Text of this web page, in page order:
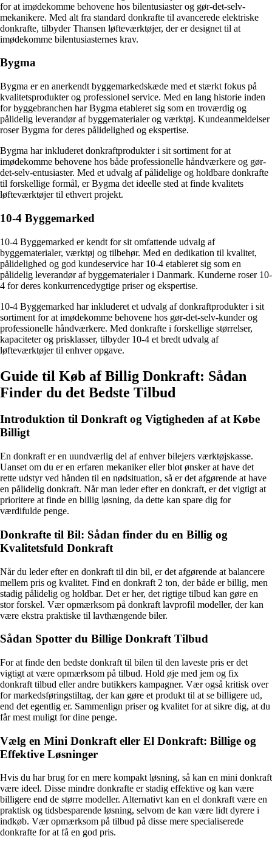
for at imødekomme behovene hos bilentusiaster og gør-det-selv-
mekanikere. Med alt fra standard donkrafte til avancerede elektriske
donkrafte, tilbyder Thansen løfteværktøjer, der er designet til at
imødekomme bilentusiasternes krav.
Bygma
Bygma er en anerkendt byggemarkedskæde med et stærkt fokus på
kvalitetsprodukter og professionel service. Med en lang historie inden
for byggebranchen har Bygma etableret sig som en troværdig og
pålidelig leverandør af byggematerialer og værktøj. Kundeanmeldelser
roser Bygma for deres pålidelighed og ekspertise.
Bygma har inkluderet donkraftprodukter i sit sortiment for at
imødekomme behovene hos både professionelle håndværkere og gør-
det-selv-entusiaster. Med et udvalg af pålidelige og holdbare donkrafte
til forskellige formål, er Bygma det ideelle sted at finde kvalitets
løfteværktøjer til ethvert projekt.
10-4 Byggemarked
10-4 Byggemarked er kendt for sit omfattende udvalg af
byggematerialer, værktøj og tilbehør. Med en dedikation til kvalitet,
pålidelighed og god kundeservice har 10-4 etableret sig som en
pålidelig leverandør af byggematerialer i Danmark. Kunderne roser 10-
4 for deres konkurrencedygtige priser og ekspertise.
10-4 Byggemarked har inkluderet et udvalg af donkraftprodukter i sit
sortiment for at imødekomme behovene hos gør-det-selv-kunder og
professionelle håndværkere. Med donkrafte i forskellige størrelser,
kapaciteter og prisklasser, tilbyder 10-4 et bredt udvalg af
løfteværktøjer til enhver opgave.
Guide til Køb af Billig Donkraft: Sådan
Finder du det Bedste Tilbud
Introduktion til Donkraft og Vigtigheden af at Købe
Billigt
En donkraft er en uundværlig del af enhver bilejers værktøjskasse.
Uanset om du er en erfaren mekaniker eller blot ønsker at have det
rette udstyr ved hånden til en nødsituation, så er det afgørende at have
en pålidelig donkraft. Når man leder efter en donkraft, er det vigtigt at
prioritere at finde en billig løsning, da dette kan spare dig for
værdifulde penge.
Donkrafte til Bil: Sådan finder du en Billig og
Kvalitetsfuld Donkraft
Når du leder efter en donkraft til din bil, er det afgørende at balancere
mellem pris og kvalitet. Find en donkraft 2 ton, der både er billig, men
stadig pålidelig og holdbar. Det er her, det rigtige tilbud kan gøre en
stor forskel. Vær opmærksom på donkraft lavprofil modeller, der kan
være ekstra praktiske til lavthængende biler.
Sådan Spotter du Billige Donkraft Tilbud
For at finde den bedste donkraft til bilen til den laveste pris er det
vigtigt at være opmærksom på tilbud. Hold øje med jem og fix
donkraft tilbud eller andre butikkers kampagner. Vær også kritisk over
for markedsføringstiltag, der kan gøre et produkt til at se billigere ud,
end det egentlig er. Sammenlign priser og kvalitet for at sikre dig, at du
får mest muligt for dine penge.
Vælg en Mini Donkraft eller El Donkraft: Billige og
Effektive Løsninger
Hvis du har brug for en mere kompakt løsning, så kan en mini donkraft
være ideel. Disse mindre donkrafte er stadig effektive og kan være
billigere end de større modeller. Alternativt kan en el donkraft være en
praktisk og tidsbesparende løsning, selvom de kan være lidt dyrere i
indkøb. Vær opmærksom på tilbud på disse mere specialiserede
donkrafte for at få en god pris.